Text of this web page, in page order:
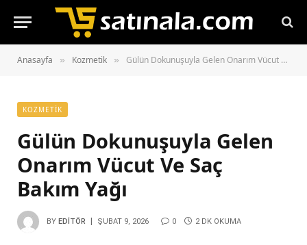
Anasayfa » Kozmetik » Gülün Dokunuşuyla Gelen Onarım Vücut Ve Saç Bakım Yağı
KOZMETIK
Gülün Dokunuşuyla Gelen
Onarım Vücut Ve Saç
Bakım Yağı
BY EDITÖR ŞUBAT 9, 2026 0 2 DK OKUMA